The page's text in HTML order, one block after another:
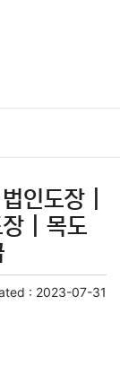
인도장 |
| 목도
: 2023-07-31